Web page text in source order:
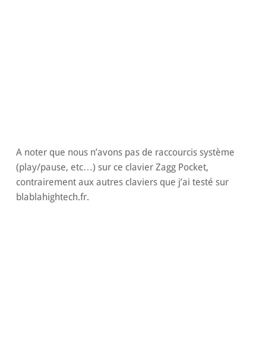
A noter que nous n’avons pas de raccourcis système
(play/pause, etc…) sur ce clavier Zagg Pocket,
contrairement aux autres claviers que j’ai testé sur
blablahightech.fr.